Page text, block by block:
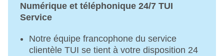
Numérique et téléphonique 24/7 TUI
Service
Notre équipe francophone du service
clientèle TUI se tient à votre disposition 24